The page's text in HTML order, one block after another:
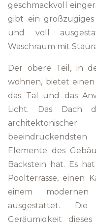
geschmackvoll
gibt ein
und voll
Waschraum mit
Der obere Teil, in
wohnen, bietet
das Tal und das
Licht. Das Dach
Elemente des
Backstein hat. Es
Poolterrasse, einen
einem modernen
ausgestattet.
Geräumigkeit